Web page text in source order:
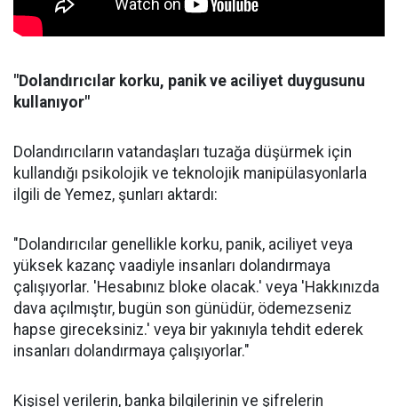
"Dolandırıcılar korku, panik ve aciliyet duygusunu
kullanıyor"
Dolandırıcıların vatandaşları tuzağa düşürmek için
kullandığı psikolojik ve teknolojik manipülasyonlarla
ilgili de Yemez, şunları aktardı:
"Dolandırıcılar genellikle korku, panik, aciliyet veya
yüksek kazanç vaadiyle insanları dolandırmaya
çalışıyorlar. 'Hesabınız bloke olacak.' veya 'Hakkınızda
dava açılmıştır, bugün son günüdür, ödemezseniz
hapse gireceksiniz.' veya bir yakınıyla tehdit ederek
insanları dolandırmaya çalışıyorlar."
Kişisel verilerin, banka bilgilerinin ve şifrelerin